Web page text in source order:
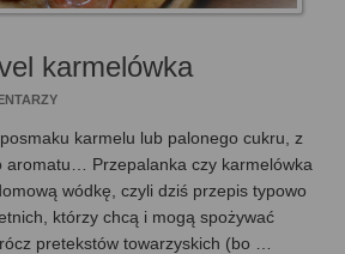
karmelówka
karmelu lub palonego cukru, z
aromatu… Przepalanka czy karmelówka
wódkę, czyli dziś przepis typowo
którzy chcą i mogą spożywać
pretekstów towarzyskich (bo …